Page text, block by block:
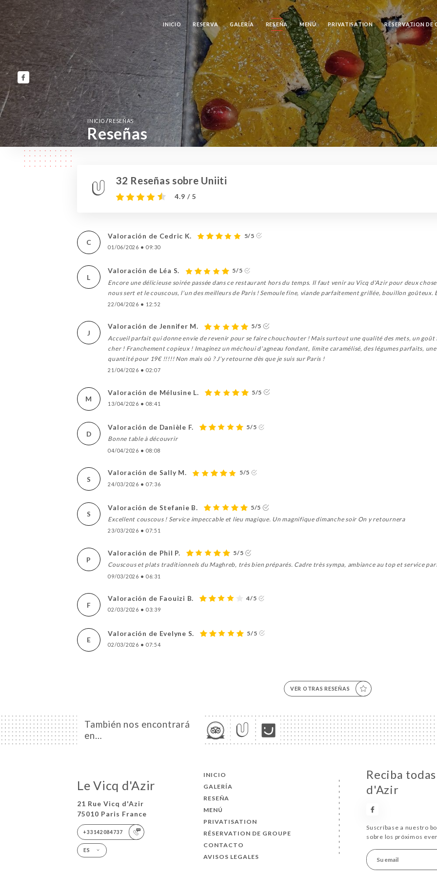
INICIO RESERVA GALERÍA RESEÑA MENÚ PRIVATISATION RÉSERVATION DE
INICIO/RESEÑAS
Reseñas
32 Reseñas sobre Uniiti
4.9 / 5
C
Valoración de Cedric K. 5/5
01/06/2026 • 09:30
L
Valoración de Léa S.
5/5
Encore une délicieuse soirée passée dans ce restaurant hors du temps. Il faut venir au Vicq d'Azir pour deux
nous sert et le couscous, l'un des meilleurs de Paris ! Semoule fine, viande parfaitement grillée, bouillon goûteux.
22/04/2026 • 12:52
J
Valoración de Jennifer M.
5/5
Accueil parfait qui donne envie de revenir pour se faire chouchouter ! Mais surtout une qualité des mets, un
cher ! Franchement copieux ! Imaginez un méchoui d'agneau fondant, limite caramélisé, des légumes parfaits,
quantité pour 19€ !!!!! Non mais où ? J'y retourne dès que je suis sur Paris !
21/04/2026 • 02:07
M
Valoración de Mélusine L. 5/5
13/04/2026 • 08:41
D
Valoración de Danièle F.
5/5
Bonne table à découvrir
04/04/2026 • 08:08
S
Valoración de Sally M. 5/5
24/03/2026 • 07:36
S
Valoración de Stefanie B.
5/5
Excellent couscous ! Service impeccable et lieu magique. Un magnifique dimanche soir On y retournera
23/03/2026 • 07:51
P
Valoración de Phil P.
5/5
Couscous et plats traditionnels du Maghreb, très bien préparés. Cadre très sympa, ambiance au top et service
09/03/2026 • 06:31
F
Valoración de Faouizi B. 4/5
02/03/2026 • 03:39
E
Valoración de Evelyne S. 5/5
02/03/2026 • 07:54
VER OTRAS RESEÑAS
También nos encontrará
en…
Le Vicq d'Azir
21 Rue Vicq d'Azir
75010 Paris France
+33142084737
ES
INICIO
GALERÍA
RESEÑA
MENÚ
PRIVATISATION
RÉSERVATION DE GROUPE
CONTACTO
AVISOS LEGALES
Reciba
d'Azir
Suscríbase a nuestro
sobre los próximos